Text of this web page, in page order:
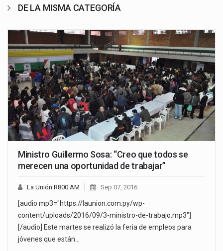
DE LA MISMA CATEGORÍA
Ministro Guillermo Sosa: “Creo que todos se
merecen una oportunidad de trabajar”
La Unión R800 AM Sep 07, 2016
[audio mp3="https://launion.com.py/wp-
content/uploads/2016/09/3-ministro-de-trabajo.mp3"]
[/audio] Este martes se realizó la feria de empleos para
jóvenes que están…